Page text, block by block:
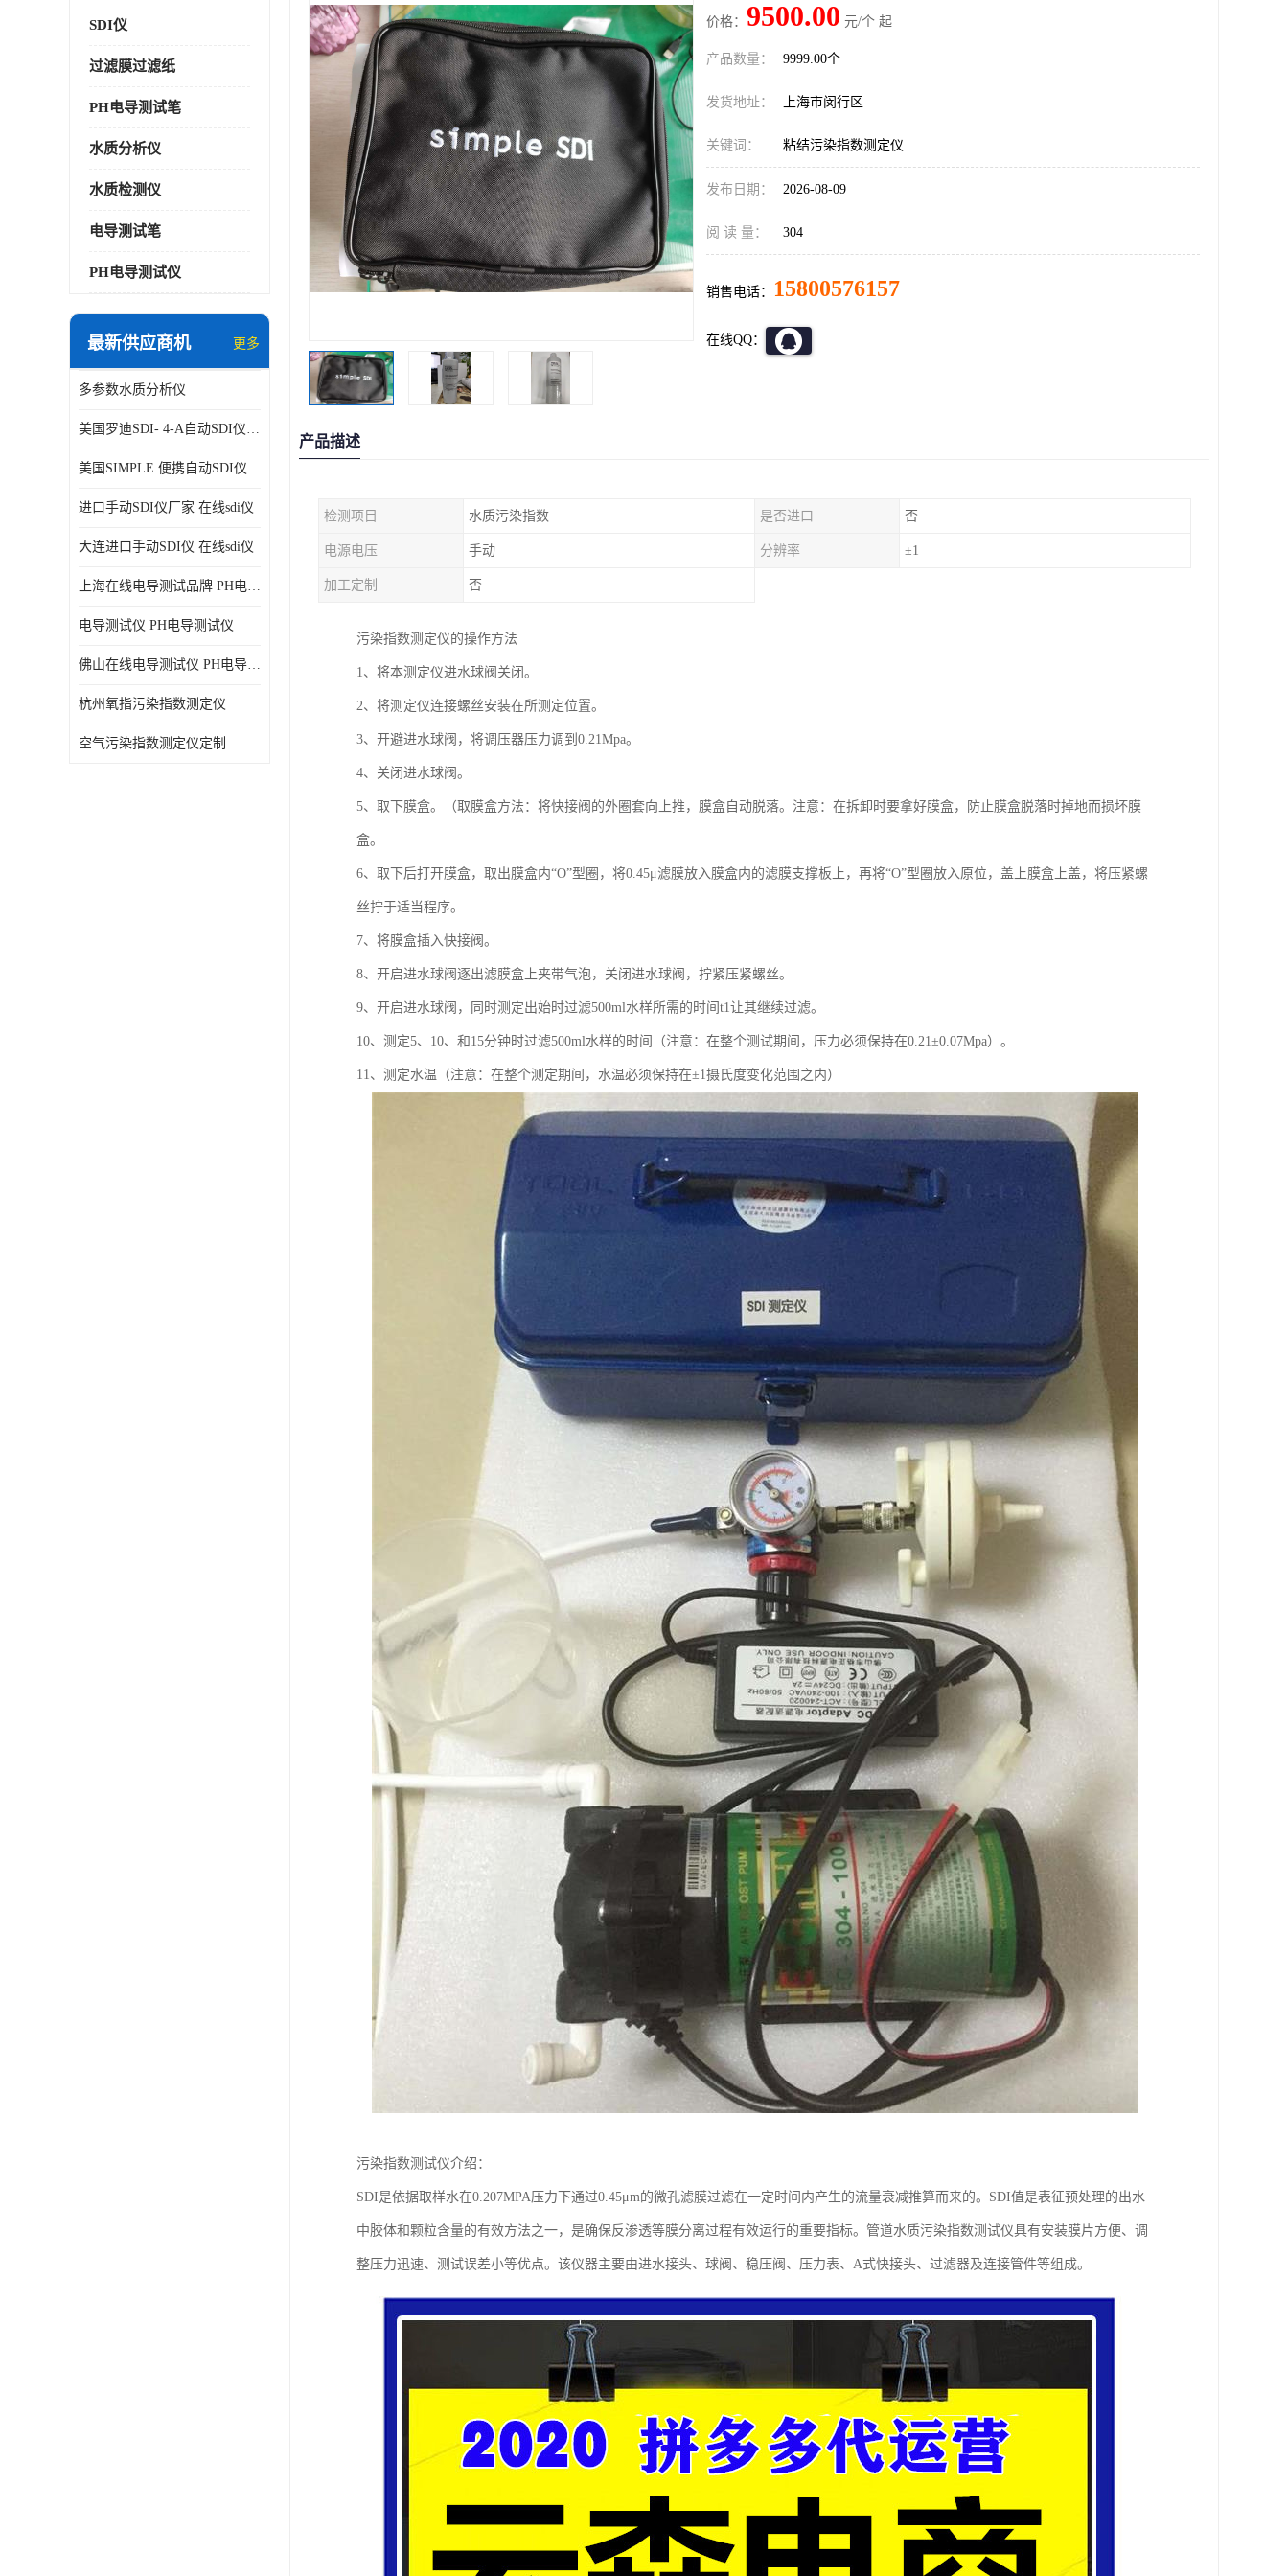
SDI仪
过滤膜过滤纸
PH电导测试笔
水质分析仪
水质检测仪
电导测试笔
PH电导测试仪
最新供应商机 更多
多参数水质分析仪
美国罗迪SDI- 4-A自动SDI仪在线分析仪污染指数仪
美国SIMPLE 便携自动SDI仪
进口手动SDI仪厂家 在线sdi仪
大连进口手动SDI仪 在线sdi仪
上海在线电导测试品牌 PH电导测试仪
电导测试仪 PH电导测试仪
佛山在线电导测试仪 PH电导测试仪
杭州氧指污染指数测定仪
空气污染指数测定仪定制
价格： 9500.00 元/个 起
产品数量： 9999.00个
发货地址： 上海市闵行区
关键词： 粘结污染指数测定仪
发布日期： 2026-08-09
阅 读 量： 304
销售电话： 15800576157
在线QQ：
产品描述
检测项目 水质污染指数 是否进口 否
电源电压 手动 分辨率 ±1
加工定制 否
污染指数测定仪的操作方法
1、将本测定仪进水球阀关闭。
2、将测定仪连接螺丝安装在所测定位置。
3、开避进水球阀，将调压器压力调到0.21Mpa。
4、关闭进水球阀。
5、取下膜盒。（取膜盒方法：将快接阀的外圈套向上推，膜盒自动脱落。注意：在拆卸时要拿好膜盒，防止膜盒脱落时掉地而损坏膜
盒。
6、取下后打开膜盒，取出膜盒内“O”型圈，将0.45μ滤膜放入膜盒内的滤膜支撑板上，再将“O”型圈放入原位，盖上膜盒上盖，将压紧螺
丝拧于适当程序。
7、将膜盒插入快接阀。
8、开启进水球阀逐出滤膜盒上夹带气泡，关闭进水球阀，拧紧压紧螺丝。
9、开启进水球阀，同时测定出始时过滤500ml水样所需的时间t1让其继续过滤。
10、测定5、10、和15分钟时过滤500ml水样的时间（注意：在整个测试期间，压力必须保持在0.21±0.07Mpa）。
11、测定水温（注意：在整个测定期间，水温必须保持在±1摄氏度变化范围之内）
污染指数测试仪介绍：
SDI是依据取样水在0.207MPA压力下通过0.45μm的微孔滤膜过滤在一定时间内产生的流量衰减推算而来的。SDI值是表征预处理的出水
中胶体和颗粒含量的有效方法之一，是确保反渗透等膜分离过程有效运行的重要指标。管道水质污染指数测试仪具有安装膜片方便、调
整压力迅速、测试误差小等优点。该仪器主要由进水接头、球阀、稳压阀、压力表、A式快接头、过滤器及连接管件等组成。